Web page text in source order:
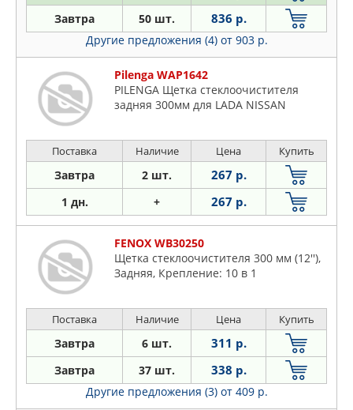
Завтра 50 шт. 836 р.
Другие предложения (4) от 903 р.
Pilenga WAP1642
PILENGA Щетка стеклоочистителя
задняя 300мм для LADA NISSAN
Поставка Наличие Цена Купить
Завтра 2 шт. 267 р.
1 дн. + 267 р.
FENOX WB30250
Щетка стеклоочистителя 300 мм (12''),
Задняя, Крепление: 10 в 1
Поставка Наличие Цена Купить
Завтра 6 шт. 311 р.
Завтра 37 шт. 338 р.
Другие предложения (3) от 409 р.